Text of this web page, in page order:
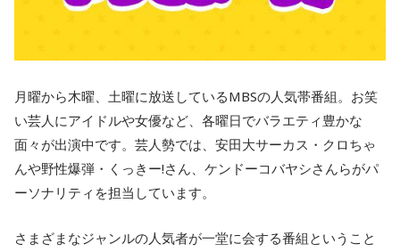
月曜から木曜、土曜に放送しているMBSの人気帯番組。お笑
い芸人にアイドルや女優など、各曜日でバラエティ豊かな
面々が出演中です。芸人勢では、安田大サーカス・クロちゃ
んや野性爆弾・くっきー!さん、ケンドーコバヤシさんらがパ
ーソナリティを担当しています。
さまざまなジャンルの人気者が一堂に会する番組ということ